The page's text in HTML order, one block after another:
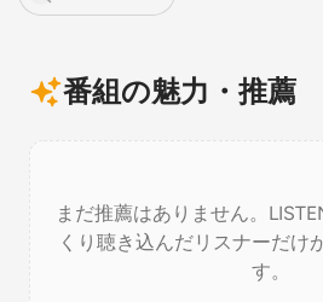
番組の魅力・推薦
まだ推薦はありません。
くり聴き込んだリスナーだけ
す。